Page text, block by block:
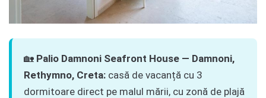
🏡 Palio Damnoni Seafront House — Damnoni,
Rethymno, Creta: casă de vacanță cu 3
dormitoare direct pe malul mării, cu zonă de plajă